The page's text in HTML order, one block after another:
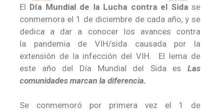
El Día Mundial de la Lucha contra el Sidase
conmemora el 1 de diciembre de cada año, y se
dedica a dar a conocer los avances contra
la pandemia de VIH/sida causada por la
extensión de la infección del VIH. ​ El lema de
este año del Día Mundial del Sida es Las
comunidades marcan la diferencia.
Se conmemoró por primera vez el 1 de